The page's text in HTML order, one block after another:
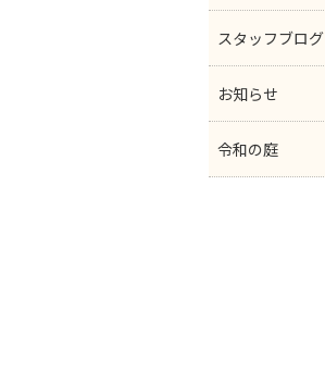
スタッフブログ
お知らせ
令和の庭